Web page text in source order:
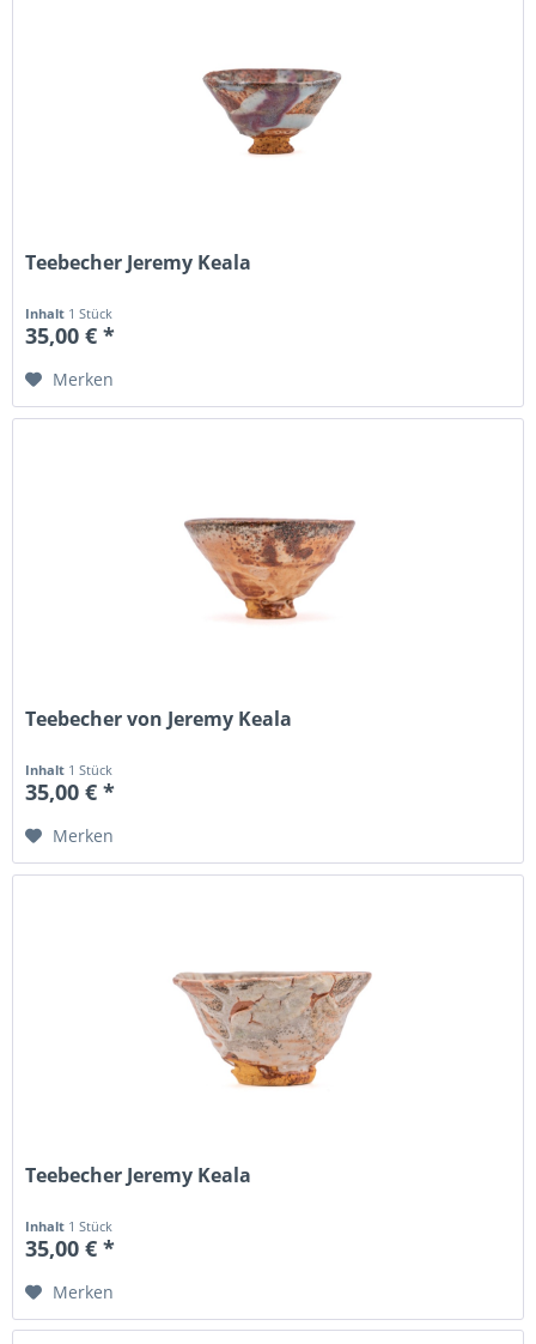
Teebecher Jeremy Keala
Inhalt 1 Stück
35,00 € *
Merken
Teebecher von Jeremy Keala
Inhalt 1 Stück
35,00 € *
Merken
Teebecher Jeremy Keala
Inhalt 1 Stück
35,00 € *
Merken